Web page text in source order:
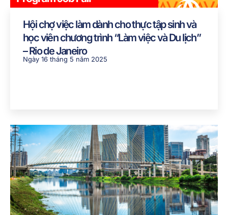
Hội chợ việc làm dành cho thực tập sinh và
học viên chương trình “Làm việc và Du lịch”
– Rio de Janeiro
Ngày 16 tháng 5 năm 2025